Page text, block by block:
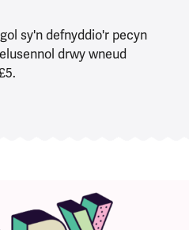
sy'n defnyddio'r pecyn
drwy wneud